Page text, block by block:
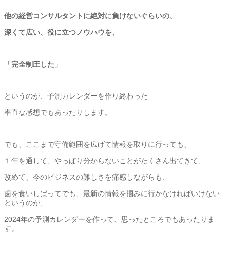
他の経営コンサルタントに絶対に負けないぐらいの、
深くて広い、役に立つノウハウを、
「完全制圧した」
というのが、予測カレンダーを作り終わった
率直な感想でもあったりします。
でも、ここまで守備範囲を広げて情報を取りに行っても、
１年を通して、やっぱり分からないことがたくさん出てきて、
改めて、今のビジネスの難しさを痛感しながらも、
歯を食いしばってでも、 最新の情報を掴みに行かなければいけない
というのが、
2024年の予測カレンダーを作って、 思ったところでもあったりま
す。